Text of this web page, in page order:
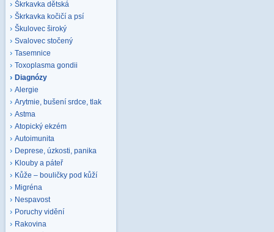
Škrkavka dětská
Škrkavka kočičí a psí
Škulovec široký
Svalovec stočený
Tasemnice
Toxoplasma gondii
Diagnózy
Alergie
Arytmie, bušení srdce, tlak
Astma
Atopický ekzém
Autoimunita
Deprese, úzkosti, panika
Klouby a páteř
Kůže – bouličky pod kůží
Migréna
Nespavost
Poruchy vidění
Rakovina